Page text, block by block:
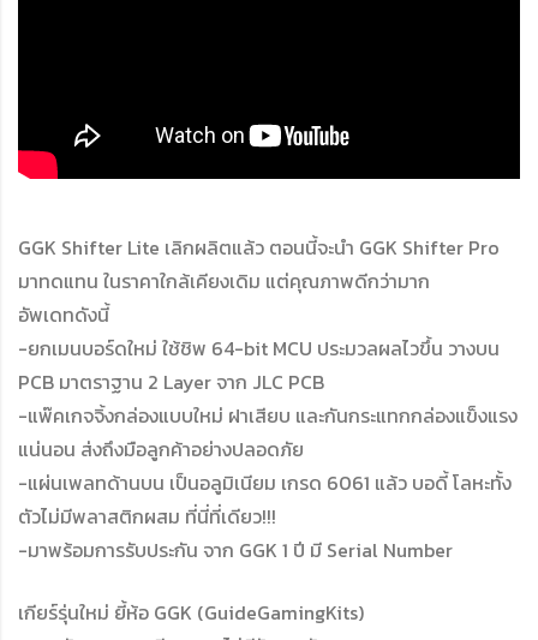
GGK Shifter Lite เลิกผลิตแล้ว ตอนนี้จะนำ GGK Shifter Pro
มาทดแทน ในราคาใกล้เคียงเดิม แต่คุณภาพดีกว่ามาก
อัพเดทดังนี้
-ยกเมนบอร์ดใหม่ ใช้ชิพ 64-bit MCU ประมวลผลไวขึ้น วางบน
PCB มาตราฐาน 2 Layer จาก JLC PCB
-แพ๊คเกจจิ้งกล่องแบบใหม่ ฝาเสียบ และกันกระแทกกล่องแข็งแรง
แน่นอน ส่งถึงมือลูกค้าอย่างปลอดภัย
-แผ่นเพลทด้านบน เป็นอลูมิเนียม เกรด 6061 แล้ว บอดี้ โลหะทั้ง
ตัวไม่มีพลาสติกผสม ที่นี่ที่เดียว!!!
-มาพร้อมการรับประกัน จาก GGK 1 ปี มี Serial Number
เกียร์รุ่นใหม่ ยี้ห้อ GGK (GuideGamingKits)